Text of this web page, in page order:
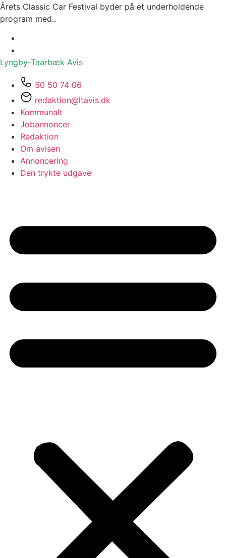
Årets Classic Car Festival byder på et underholdende
program med..
Lyngby-Taarbæk Avis
50 50 74 06
redaktion@ltavis.dk
Kommunalt
Jobannoncer
Redaktion
Om avisen
Annoncering
Den trykte udgave